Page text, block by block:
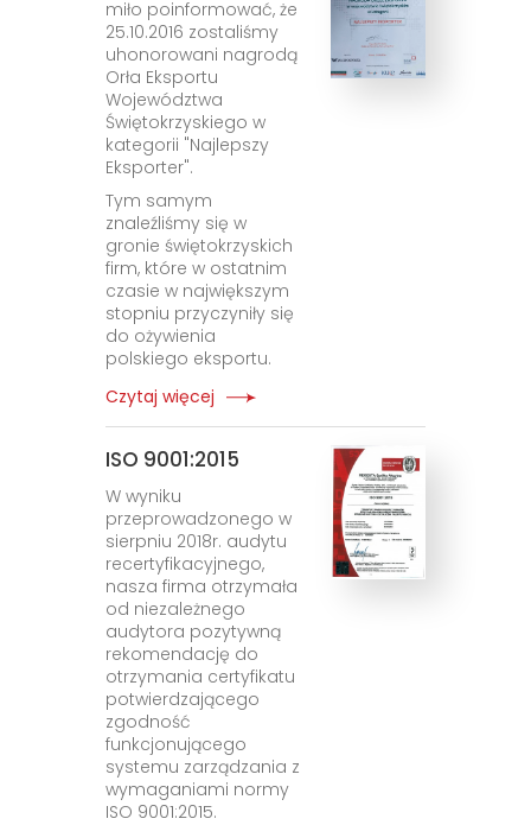
miło poinformować, że
25.10.2016 zostaliśmy
uhonorowani nagrodą
Orła Eksportu
Województwa
Świętokrzyskiego w
kategorii "Najlepszy
Eksporter".
Tym samym
znaleźliśmy się w
gronie świętokrzyskich
firm, które w ostatnim
czasie w największym
stopniu przyczyniły się
do ożywienia
polskiego eksportu.
Czytaj więcej
ISO 9001:2015
W wyniku
przeprowadzonego w
sierpniu 2018r. audytu
recertyfikacyjnego,
nasza firma otrzymała
od niezależnego
audytora pozytywną
rekomendację do
otrzymania certyfikatu
potwierdzającego
zgodność
funkcjonującego
systemu zarządzania z
wymaganiami normy
ISO 9001:2015.